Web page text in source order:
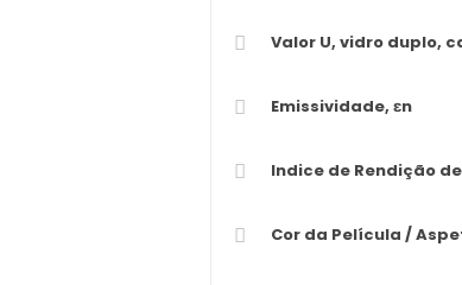
Valor U, vidro duplo,
Emissividade, εn
Indice de Rendição de
Cor da Película /